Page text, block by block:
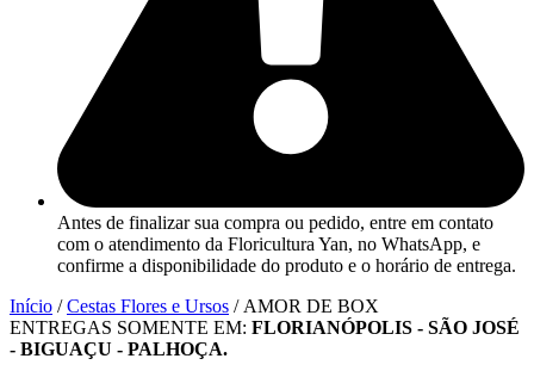
Antes de finalizar sua compra ou pedido, entre em contato
com o atendimento da Floricultura Yan, no WhatsApp, e
confirme a disponibilidade do produto e o horário de entrega.
Início /Cestas Flores e Ursos / AMOR DE BOX
ENTREGAS SOMENTE EM: FLORIANÓPOLIS - SÃO JOSÉ
- BIGUAÇU - PALHOÇA.